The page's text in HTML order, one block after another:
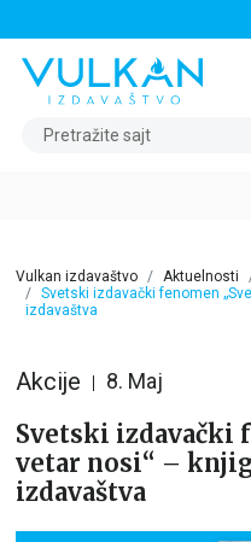
Pretražite sajt
Vulkan izdavaštvo Aktuelnosti
Svetski izdavački fenomen
izdavaštva
Akcije 8. Maj
Svetski izdavački
vetar nosi“ –
izdavaštva